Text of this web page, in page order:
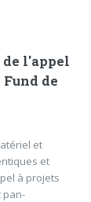
de l'appel
de
et
et
à projets
pan-